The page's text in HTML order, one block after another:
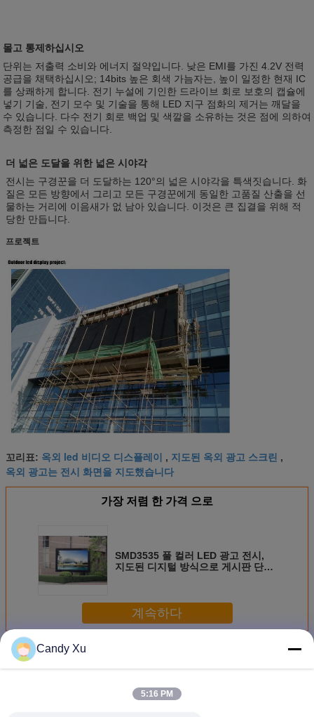
몰고 통제하십시오
단위는 저출력 소비와 에너지 절약입니다. 낮은 EMI를 가진 4.2V 전력
공급을 채택하십시오; 14bits 높은 회색 가늠자는, 높이 일정한 현재 IC
를 상쾌하게 합니다. 전기 누설에 기인한 드라이브 회로 보호의 캡슐에
넣기 기술, 전기 모수 및 기술을 통해 LED 지구 점화의 제거는 깨달을
수 있습니다. 다수 전기 회로 백업 및 색깔을 소유하는 것은 점에 의하여
측정한 점일 수 있습니다.
더 넓은 도달을 위한 넓은 시야각
전시는 구경꾼을 더 도달하는 120°의 넓은 시야각을 특색짓습니다. 화
질은 모든 방향에서 그리고 모든 구경꾼에게 동일한 고품질 산출을 선
물하는 거리에 이음새가 없 남아 있습니다. 이것은 큰 집결을 위해 적
당한 만듭니다.
프로젝트
꼬리표: 옥외 led 비디오 디스플레이 , 지도된 옥외 광고 스크린 ,
옥외 광고는 전시 화면을 지도했습니다
가장 저렴 한 가격 으로
SMD3535 풀 컬러 LED 광고 전시,
지도된 디지털 방식으로 게시판 단위
계속하다
더 많은 것Led 광고 디스플레이
Candy Xu
5:16 PM